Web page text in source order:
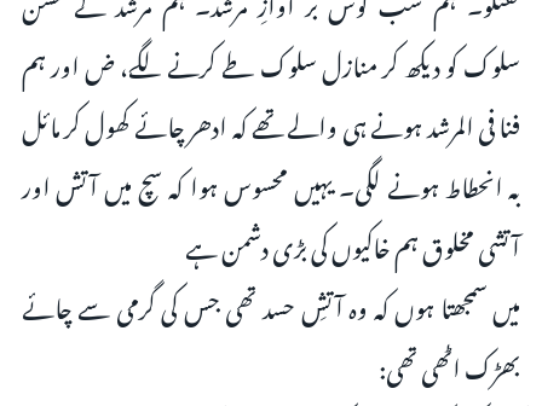
سلوک کو دیکھ کر منازل سلوک طے کرنے لگے، ض اور ہم
فنا فی المرشد ہونے ہی والے تھے کہ ادھر چائے کھول کر مائل
بہ انحطاط ہونے لگی۔ یہیں محسوس ہوا کہ سچ میں آتش اور
آتشی مخلوق ہم خاکیوں کی بڑی دشمن ہے
میں سمجھتا ہوں کہ وہ آتشِ حسد تھی جس کی گرمی سے چائے
بھڑک اٹھی تھی: